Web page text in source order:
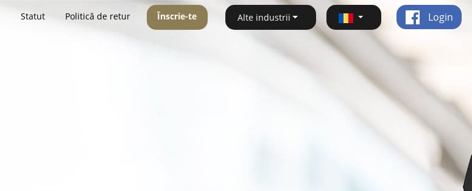
Statut Politică de retur Înscrie-te Alte industrii Login